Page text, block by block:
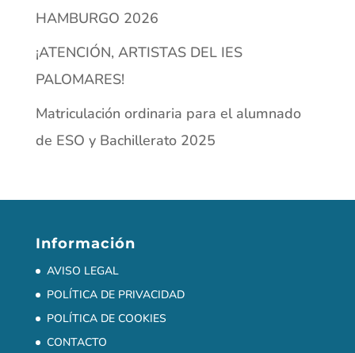
HAMBURGO 2026
¡ATENCIÓN, ARTISTAS DEL IES
PALOMARES!
Matriculación ordinaria para el alumnado
de ESO y Bachillerato 2025
Información
AVISO LEGAL
POLÍTICA DE PRIVACIDAD
POLÍTICA DE COOKIES
CONTACTO